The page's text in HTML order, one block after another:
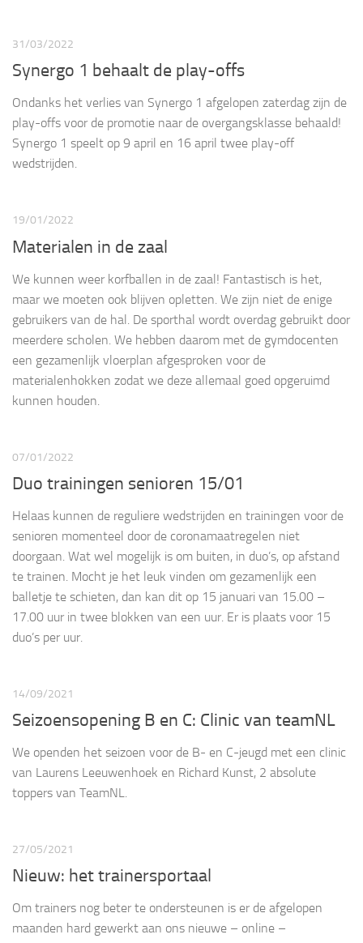
31/03/2022
Synergo 1 behaalt de play-offs
Ondanks het verlies van Synergo 1 afgelopen zaterdag zijn de
play-offs voor de promotie naar de overgangsklasse behaald!
Synergo 1 speelt op 9 april en 16 april twee play-off
wedstrijden.
19/01/2022
Materialen in de zaal
We kunnen weer korfballen in de zaal! Fantastisch is het,
maar we moeten ook blijven opletten. We zijn niet de enige
gebruikers van de hal. De sporthal wordt overdag gebruikt door
meerdere scholen. We hebben daarom met de gymdocenten
een gezamenlijk vloerplan afgesproken voor de
materialenhokken zodat we deze allemaal goed opgeruimd
kunnen houden.
07/01/2022
Duo trainingen senioren 15/01
Helaas kunnen de reguliere wedstrijden en trainingen voor de
senioren momenteel door de coronamaatregelen niet
doorgaan. Wat wel mogelijk is om buiten, in duo’s, op afstand
te trainen. Mocht je het leuk vinden om gezamenlijk een
balletje te schieten, dan kan dit op 15 januari van 15.00 –
17.00 uur in twee blokken van een uur. Er is plaats voor 15
duo’s per uur.
14/09/2021
Seizoensopening B en C: Clinic van teamNL
We openden het seizoen voor de B- en C-jeugd met een clinic
van Laurens Leeuwenhoek en Richard Kunst, 2 absolute
toppers van TeamNL.
27/05/2021
Nieuw: het trainersportaal
Om trainers nog beter te ondersteunen is er de afgelopen
maanden hard gewerkt aan ons nieuwe – online –